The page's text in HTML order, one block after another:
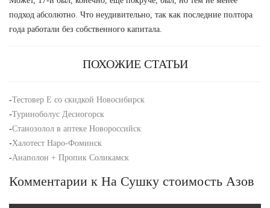
подход абсолютно. Что неудивительно, так как последние полтора
года работали без собственного капитала.
ПОХОЖИЕ СТАТЬИ
-Тестовер Е со скидкой Новосибирск
-Туриноболус Десногорск
-Станозолол в аптеке Новороссийск
-Халотест Наро-Фоминск
-Анаполон + Пропик Соликамск
Комментарии к На Сушку стоимость Азов